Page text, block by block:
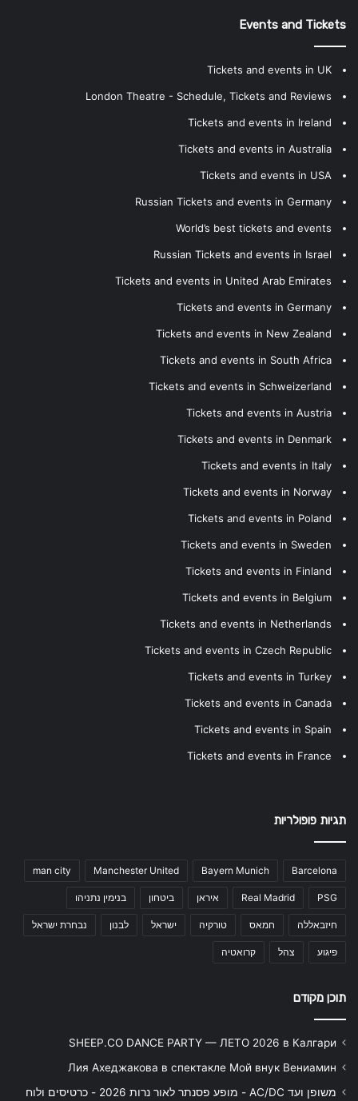
Events and Tickets
Tickets and events in UK
London Theatre - Schedule, Tickets and Reviews
Tickets and events in Ireland
Tickets and events in Australia
Tickets and events in USA
Russian Tickets and events in Germany
World’s best tickets and events
Russian Tickets and events in Israel
Tickets and events in United Arab Emirates
Tickets and events in Germany
Tickets and events in New Zealand
Tickets and events in South Africa
Tickets and events in Schweizerland
Tickets and events in Austria
Tickets and events in Denmark
Tickets and events in Italy
Tickets and events in Norway
Tickets and events in Poland
Tickets and events in Sweden
Tickets and events in Finland
Tickets and events in Belgium
Tickets and events in Netherlands
Tickets and events in Czech Republic
Tickets and events in Turkey
Tickets and events in Canada
Tickets and events in Spain
Tickets and events in France
תגיות פופולריות
Barcelona
Bayern Munich
Manchester United
man city
PSG
Real Madrid איראן ביטחון בנימין נתניהו
חיזבאללה חמאס טורקיה ישראל לבנון נבחרת ישראל
פיגוע צהל קרואטיה
תוכן מקודם
SHEEP.CO DANCE PARTY — ЛЕТО 2026 в Калгари
Лия Ахеджакова в спектакле Мой внук Вениамин
משופן ועד AC/DC - מופע פסנתר לאור נרות 2026 - כרטיסים ולוח